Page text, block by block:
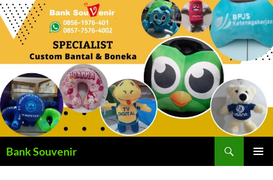
Langsung
ke
Bank Souvenir